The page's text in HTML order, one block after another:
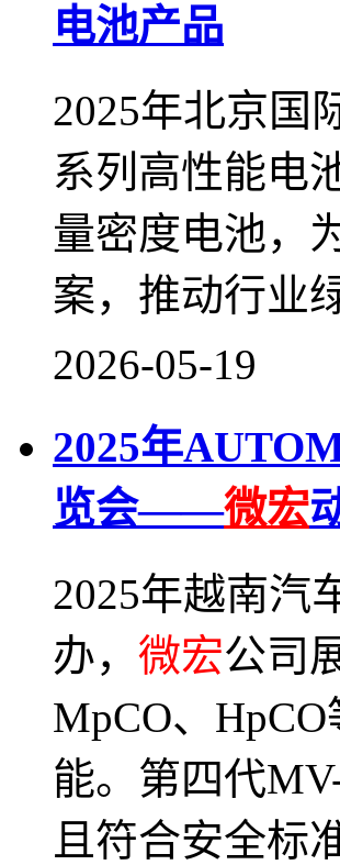
电池产品
2025年北京国
系列高性能电
量密度电池，
案，推动行业
2026-05-19
2025年
览会——微宏
2025年越南汽
办， 微宏公司
MpCO、
能。第四代
且符合安全标